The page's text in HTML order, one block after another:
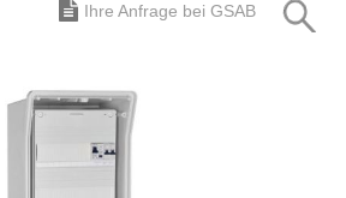
Ihre Anfrage bei GSAB